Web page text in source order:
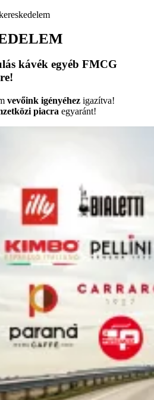
kávék egyéb FMCG
vevőink igényéhez igazítva!
piacra egyaránt!